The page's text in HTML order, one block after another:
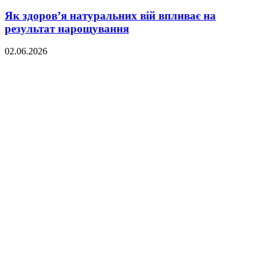
Як здоров’я натуральних вій впливає на
результат нарощування
02.06.2026